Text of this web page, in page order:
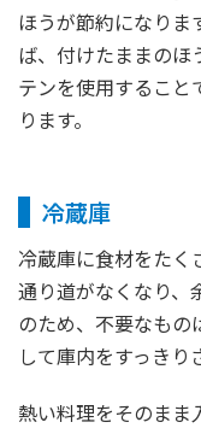
ほうが節約になりま
ば、付けたままのほ
テンを使用すること
ります。
冷蔵庫
冷蔵庫に食材をたく
通り道がなくなり、
のため、不要なもの
して庫内をすっきり
熱い料理をそのまま